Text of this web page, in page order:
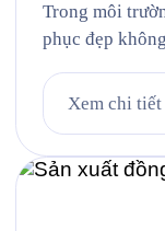
Trong môi
phục đẹp
tạo nên hình
khách hàng và
Xem chi tiết